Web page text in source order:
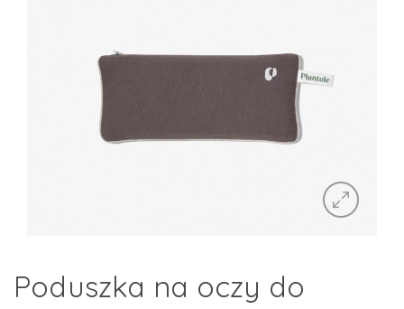
Poduszka na oczy do